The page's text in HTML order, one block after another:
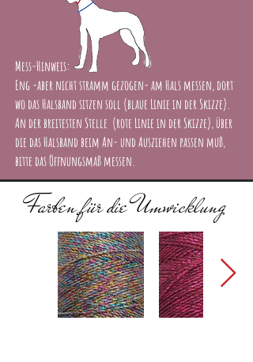
Mess-Hinweis:
Eng -aber nicht stramm gezogen- am Hals messen, dort
wo das Halsband sitzen soll (blaue Linie in der Skizze).
An der breitesten Stelle (rote Linie in der Skizze), über
die das Halsband beim An- und Ausziehen passen muß,
bitte das Öffnungsmaß messen.
Farben für die Umwicklung